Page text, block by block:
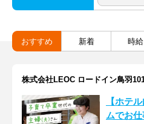
おすすめ 新着 時給
株式会社LEOC ロードイン鳥羽
【ホテ
ムでお